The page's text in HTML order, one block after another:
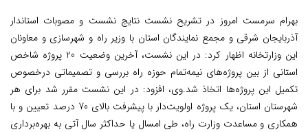
بهرام سرمست امروز در تشریح نشست نتایج نشست و مصوبات استاندار
آذربایجان شرقی و مجمع نمایندگان استان با وزیر راه و شهرسازی و معاونان
این وزارتخانه اظهار کرد: در این نشست، آخرین وضعیت 20 پروژه شاخص
استانی از بین پروژه‌های نیمه‌تمام حوزه راه بررسی و تصمیماتی درخصوص
تکمیل این پروژه‌ها اتخاذ شد.وی، افزود: در این نشست مقرر شد برای هر
شهرستان استان، یک پروژه اولویت‌دار با پیشرفت بالای 70 درصد تعیین و با
همکاری و مساعدت وزارت راه، طی امسال یا حداکثر سال آتی به بهره‌برداری